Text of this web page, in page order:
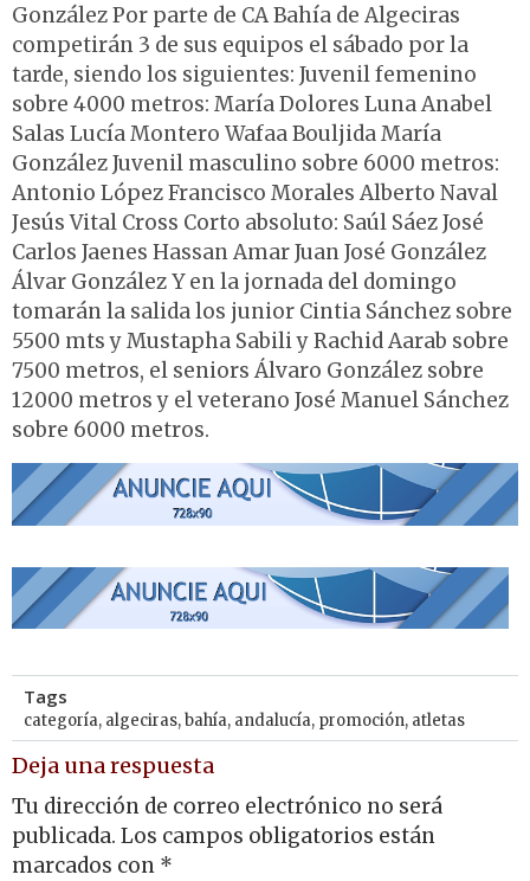
González Por parte de CA Bahía de Algeciras
competirán 3 de sus equipos el sábado por la
tarde, siendo los siguientes: Juvenil femenino
sobre 4000 metros: María Dolores Luna Anabel
Salas Lucía Montero Wafaa Bouljida María
González Juvenil masculino sobre 6000 metros:
Antonio López Francisco Morales Alberto Naval
Jesús Vital Cross Corto absoluto: Saúl Sáez José
Carlos Jaenes Hassan Amar Juan José González
Álvar González Y en la jornada del domingo
tomarán la salida los junior Cintia Sánchez sobre
5500 mts y Mustapha Sabili y Rachid Aarab sobre
7500 metros, el seniors Álvaro González sobre
12000 metros y el veterano José Manuel Sánchez
sobre 6000 metros.
Tags
categoría, algeciras,bahía, andalucía, promoción, atletas
Deja una respuesta
Tu dirección de correo electrónico no será
publicada. Los campos obligatorios están
marcados con *